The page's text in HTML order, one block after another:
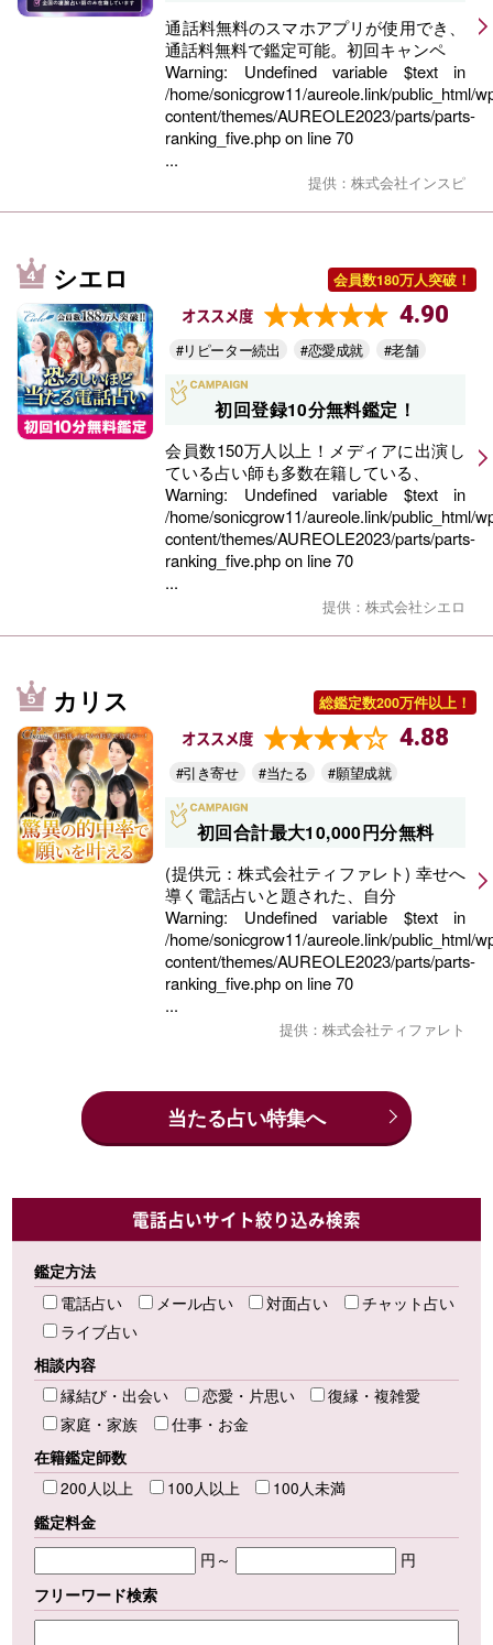
通話料無料のスマホアプリが使用でき、
通話料無料で鑑定可能。初回キャンペ
Warning: Undefined variable $text in
/home/sonicgrow11/aureole.link/public_html/
content/themes/AUREOLE2023/parts/parts-
ranking_five.phpon line70
...
提供：株式会社インスピ
シエロ 会員数180万人突破！
オススメ度 4.90
#リピーター続出 #恋愛成就 #老舗
初回登録10分無料鑑定！
会員数150万人以上！メディアに出演し
ている占い師も多数在籍している、
Warning: Undefined variable $text in
/home/sonicgrow11/aureole.link/public_html/
content/themes/AUREOLE2023/parts/parts-
ranking_five.phpon line70
...
提供：株式会社シエロ
カリス 総鑑定数200万件以上！
オススメ度 4.88
#引き寄せ #当たる #願望成就
初回合計最大10,000円分無料
(提供元：株式会社ティファレト) 幸せへ
導く電話占いと題された、自分
Warning: Undefined variable $text in
/home/sonicgrow11/aureole.link/public_html/
content/themes/AUREOLE2023/parts/parts-
ranking_five.phpon line70
...
提供：株式会社ティファレト
当たる占い特集へ
電話占いサイト絞り込み検索
鑑定方法
電話占い
メール占い 対面占い
チャット占い
ライブ占い
相談内容
縁結び・出会い
恋愛・片思い
復縁・複雑愛
家庭・家族
仕事・お金
在籍鑑定師数
200人以上
100人以上
100人未満
鑑定料金
円～
円
フリーワード検索